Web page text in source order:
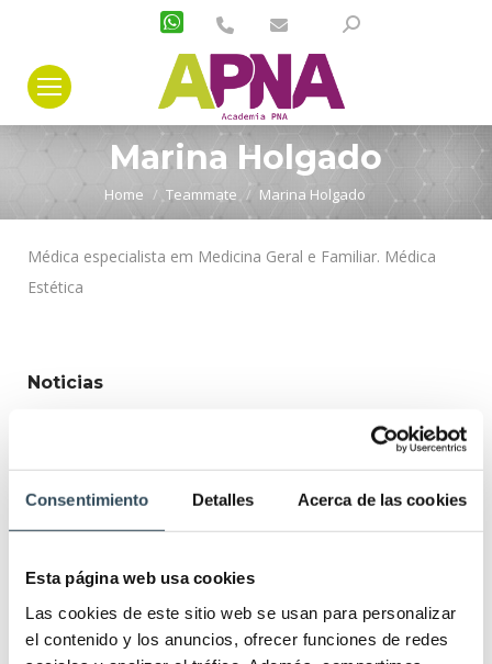
Consentimiento Detalles Acerca de las cookies
Esta página web usa cookies
Las cookies de este sitio web se usan para personalizar
el contenido y los anuncios, ofrecer funciones de redes
Search:
Marina Holgado
You are here:
Home Teammate Marina Holgado
Médica especialista em Medicina Geral e Familiar. Médica
Estética
Noticias
(1)
Noticias PNA Portugal
(22)
PNA Portugal
(6)
Promoções APNA
(1)